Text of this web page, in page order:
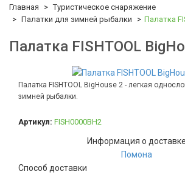
Главная
Туристическое снаряжение
Палатки для зимней рыбалки
Палатка
Палатка FISHTOOL
Палатка FISHTOOL BigHouse 2 - легкая
зимней рыбалки.
Артикул: FISH0000BH2
Информация о доставке
Помона
Способ доставки